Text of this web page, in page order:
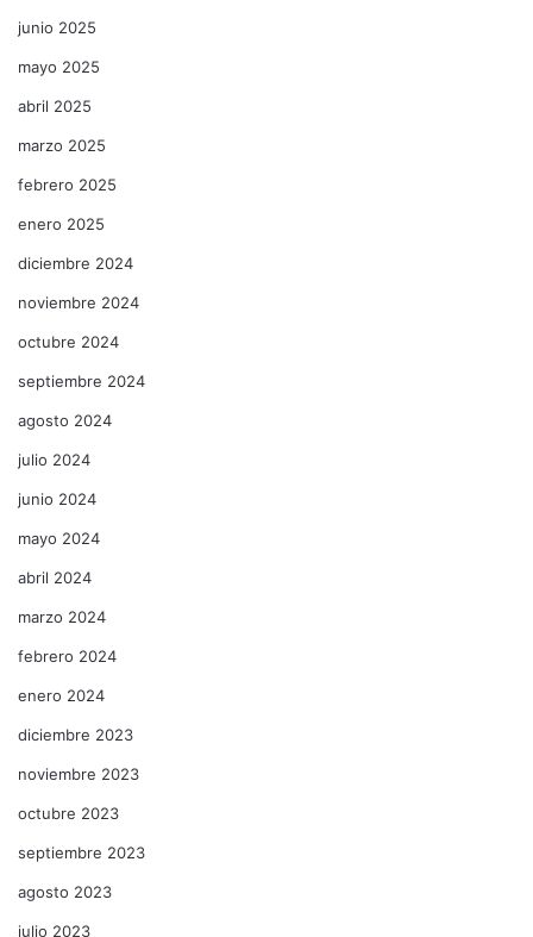
junio 2025
mayo 2025
abril 2025
marzo 2025
febrero 2025
enero 2025
diciembre 2024
noviembre 2024
octubre 2024
septiembre 2024
agosto 2024
julio 2024
junio 2024
mayo 2024
abril 2024
marzo 2024
febrero 2024
enero 2024
diciembre 2023
noviembre 2023
octubre 2023
septiembre 2023
agosto 2023
julio 2023